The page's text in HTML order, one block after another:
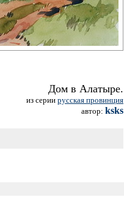
Дом в Алатыре.
из серии русская провинция
автор: ksks